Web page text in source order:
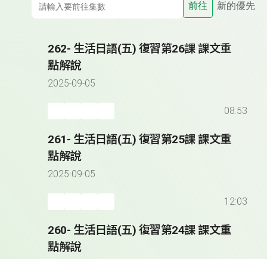
前往 新的優先
262- 生活日語(五) 復習第26課 課文重
點解說
2025-09-05
08:53
261- 生活日語(五) 復習第25課 課文重
點解說
2025-09-05
12:03
260- 生活日語(五) 復習第24課 課文重
點解說